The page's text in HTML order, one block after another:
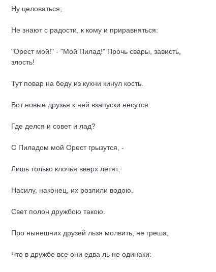
Ну целоваться;
Не знают с радости, к кому и приравняться:
"Орест мой!" - "Мой Пилад!" Прочь свары, зависть,
злость!
Тут повар на беду из кухни кинул кость.
Вот новые друзья к ней взапуски несутся:
Где делся и совет и лад?
С Пиладом мой Орест грызутся, -
Лишь только клочья вверх летят:
Насилу, наконец, их розлили водою.
Свет полон дружбою такою.
Про нынешних друзей льзя молвить, не греша,
Что в дружбе все они едва ль не одинаки: